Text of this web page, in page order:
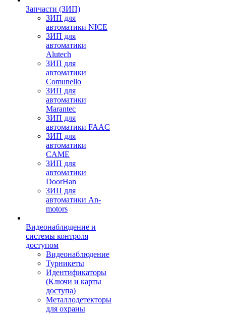
Запчасти (ЗИП)
ЗИП для
автоматики NICE
ЗИП для
автоматики
Alutech
ЗИП для
автоматики
Comunello
ЗИП для
автоматики
Marantec
ЗИП для
автоматики FAAC
ЗИП для
автоматики
CAME
ЗИП для
автоматики
DoorHan
ЗИП для
автоматики An-
motors
Видеонаблюдение и
системы контроля
доступом
Видеонаблюдение
Турникеты
Идентификаторы
(Ключи и карты
доступа)
Металлодетекторы
для охраны